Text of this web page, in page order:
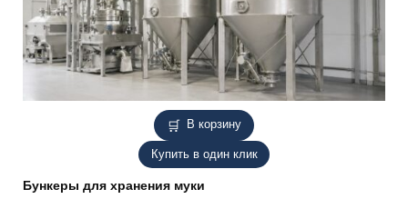
В корзину
Купить в один клик
Бункеры для хранения муки